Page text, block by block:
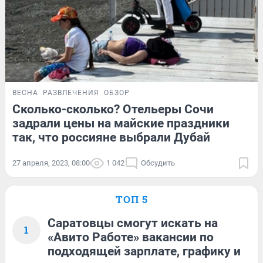
ВЕСНА РАЗВЛЕЧЕНИЯ ОБЗОР
Сколько-сколько? Отельеры Сочи
задрали цены на майские праздники
так, что россияне выбрали Дубай
27 апреля, 2023, 08:00 1 042 Обсудить
ТОП 5
1
Саратовцы смогут искать на
«Авито Работе» вакансии по
подходящей зарплате, графику и